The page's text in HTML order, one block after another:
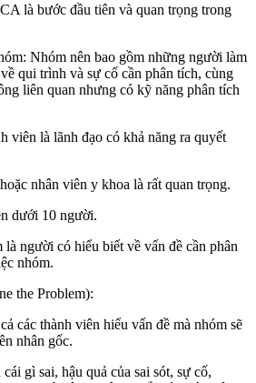
là bước đầu tiên và quan trọng trong
Nhóm nên bao gồm những người làm
qui trình và sự cố cần phân tích, cùng
liên quan nhưng có kỹ năng phân tích
viên là lãnh đạo có khả năng ra quyết
nhân viên y khoa là rất quan trọng.
dưới 10 người.
người có hiểu biết về vấn đề cần phân
nhóm.
the Problem):
các thành viên hiểu vấn đề mà nhóm sẽ
nhân gốc.
gì sai, hậu quả của sai sót, sự cố,